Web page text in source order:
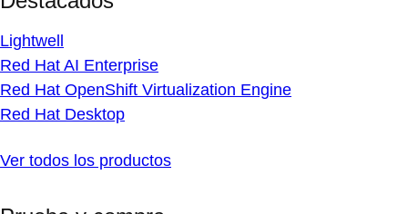
Lightwell
Red Hat AI Enterprise
Red Hat OpenShift Virtualization Engine
Red Hat Desktop
Ver todos los productos